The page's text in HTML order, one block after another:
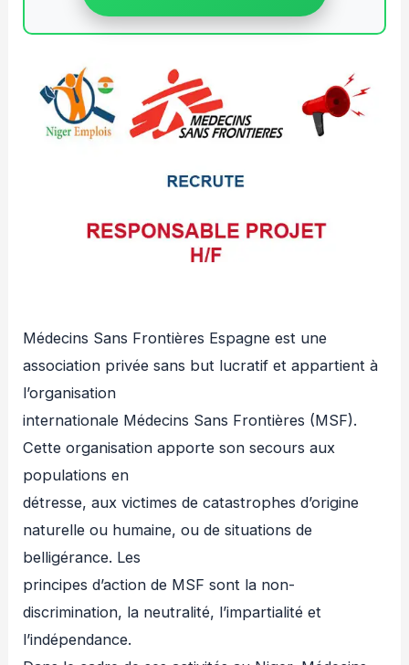
Médecins Sans Frontières Espagne est une
association privée sans but lucratif et appartient à
l’organisation
internationale Médecins Sans Frontières (MSF).
Cette organisation apporte son secours aux
populations en
détresse, aux victimes de catastrophes d’origine
naturelle ou humaine, ou de situations de
belligérance. Les
principes d’action de MSF sont la non-
discrimination, la neutralité, l’impartialité et
l’indépendance.